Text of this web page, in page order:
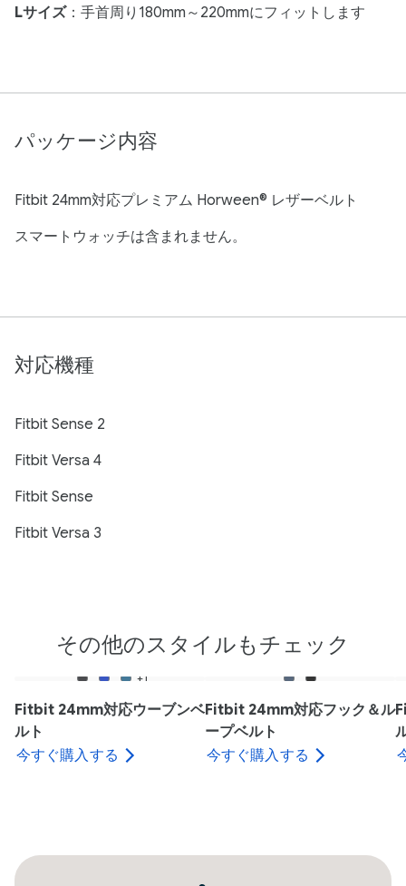
Lサイズ：手首周り180mm～220mmにフィットします
パッケージ内容
Fitbit 24mm対応プレミアム Horween® レザーベルト
スマートウォッチは含まれません。
対応機種
Fitbit Sense 2
Fitbit Versa 4
Fitbit Sense
Fitbit Versa 3
その他のスタイルもチェック
+1
Fitbit 24mm対応ウーブンベ
ルト
今すぐ購入する
Fitbit 24mm対応フック＆ル
ープベルト
今すぐ購入する